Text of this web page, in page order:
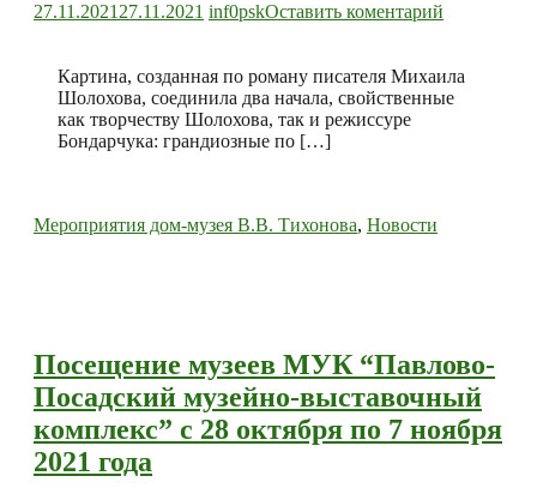
27.11.202127.11.2021 inf0pskОставить коментарий
фильму
“Они
Картина, созданная по роману писателя Михаила
Шолохова, соединила два начала, свойственные
как творчеству Шолохова, так и режиссуре
Бондарчука: грандиозные по […]
Мероприятия дом-музея В.В. Тихонова, Новости
Посещение музеев МУК “Павлово-
Посадский музейно-выставочный
комплекс” с 28 октября по 7 ноября
2021 года